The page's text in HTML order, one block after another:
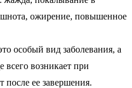
ожирение, повышенное
особый вид заболевания, а
возникает при
после ее завершения.